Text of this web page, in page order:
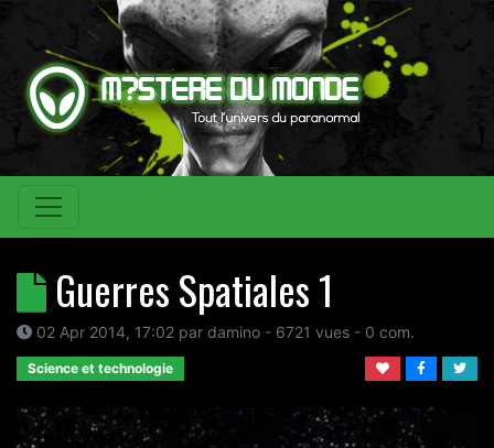
Guerres Spatiales 1
02 Apr 2014, 17:02 par damino - 6721 vues - 0 com.
Science et technologie